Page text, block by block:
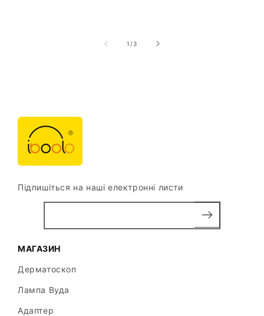
1 /з3
Підпишіться на наші електронні листи
МАГАЗИН
Дерматоскоп
Лампа Вуда
Адаптер